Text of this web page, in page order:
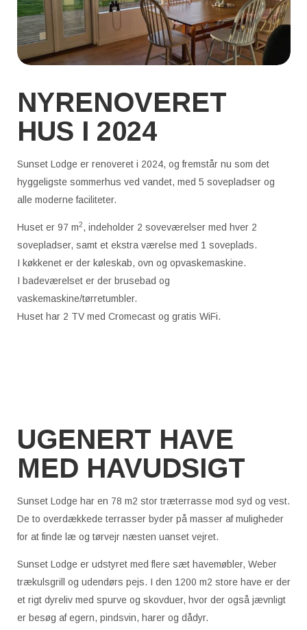
NYRENOVERET
HUS I 2024
Sunset Lodge er renoveret i 2024, og fremstår nu som det
hyggeligste sommerhus ved vandet, med 5 sovepladser og
alle moderne faciliteter.
Huset er 97 m2, indeholder 2 soveværelser med hver 2
sovepladser, samt et ekstra værelse med 1 soveplads.
I køkkenet er der køleskab, ovn og opvaskemaskine.
I badeværelset er der brusebad og
vaskemaskine/tørretumbler.
Huset har 2 TV med Cromecast og gratis WiFi.
UGENERT HAVE
MED HAVUDSIGT
Sunset Lodge har en 78 m2 stor træterrasse mod syd og vest.
De to overdækkede terrasser byder på masser af muligheder
for at finde læ og tørvejr næsten uanset vejret.
Sunset Lodge er udstyret med flere sæt havemøbler, Weber
trækulsgrill og udendørs pejs. I den 1200 m2 store have er der
et rigt dyreliv med spurve og skovduer, hvor der også jævnligt
er besøg af egern, pindsvin, harer og dådyr.